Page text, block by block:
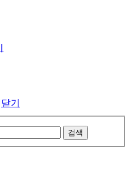
닫기
검색